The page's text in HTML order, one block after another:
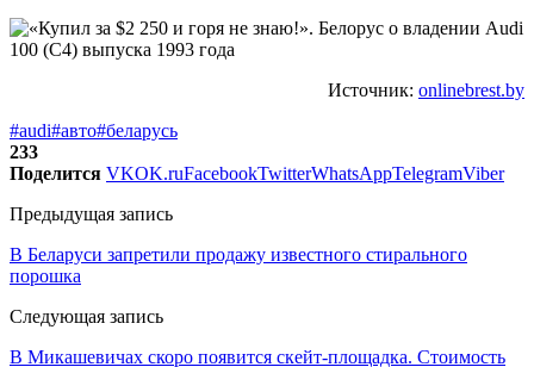
Источник: onlinebrest.by
#audi#авто#беларусь
233
Поделится VKOK.ruFacebookTwitterWhatsAppTelegramViber
Предыдущая запись
В Беларуси запретили продажу известного стирального
порошка
Следующая запись
В Микашевичах скоро появится скейт-площадка. Стоимость